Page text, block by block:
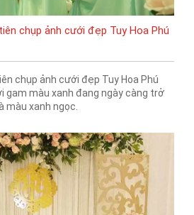
chụp ảnh cưới đẹp Tuy Hoa Phú
chụp ảnh cưới đẹp Tuy Hoa Phú
gam màu xanh đang ngày càng trở
màu xanh ngọc.